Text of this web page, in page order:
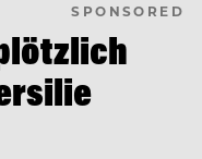
SPONSORED